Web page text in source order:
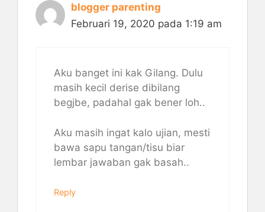
blogger parenting
Februari 19, 2020 pada 1:19 am
Aku banget ini kak Gilang. Dulu
masih kecil derise dibilang
begjbe, padahal gak bener loh..
Aku masih ingat kalo ujian, mesti
bawa sapu tangan/tisu biar
lembar jawaban gak basah..
Reply